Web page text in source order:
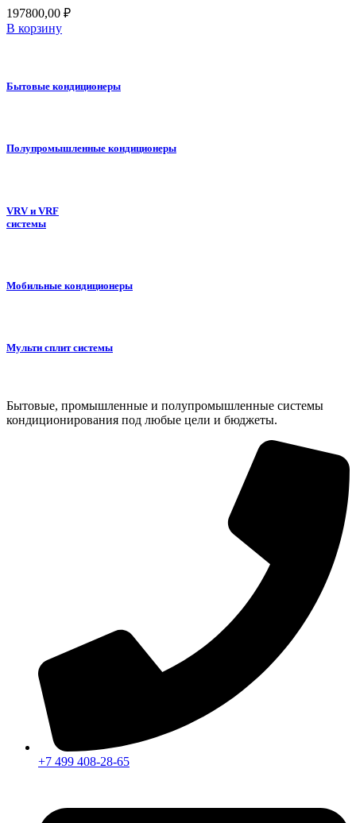
197800,00 ₽
В корзину
Бытовые кондиционеры
Полупромышленные кондиционеры
VRV и VRF
системы
Мобильные кондиционеры
Мульти сплит системы
Бытовые, промышленные и полупромышленные системы
кондиционирования под любые цели и бюджеты.
+7 499 408-28-65